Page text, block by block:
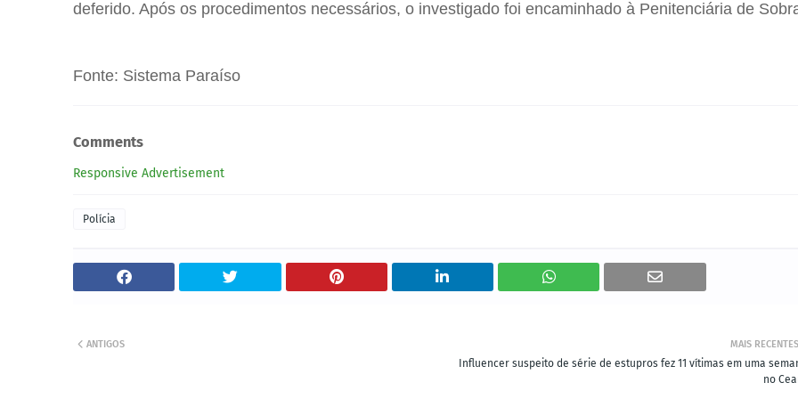
deferido. Após os procedimentos necessários, o investigado foi encaminhado à Penitenciária de
Fonte: Sistema Paraíso
Comments
Responsive Advertisement
Polícia
MAIS RECENTES
Influencer suspeito de série de estupros fez 11 vítimas em uma
no
ANTIGOS